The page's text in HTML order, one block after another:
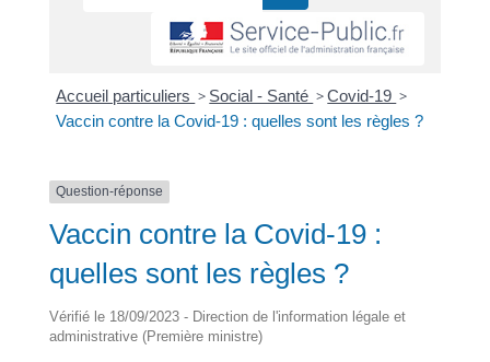
Accueil particuliers > Social - Santé >Covid-19 >
Vaccin contre la Covid-19 : quelles sont les règles ?
Question-réponse
Vaccin contre la Covid-19 :
quelles sont les règles ?
Vérifié le 18/09/2023 - Direction de l'information légale et
administrative (Première ministre)